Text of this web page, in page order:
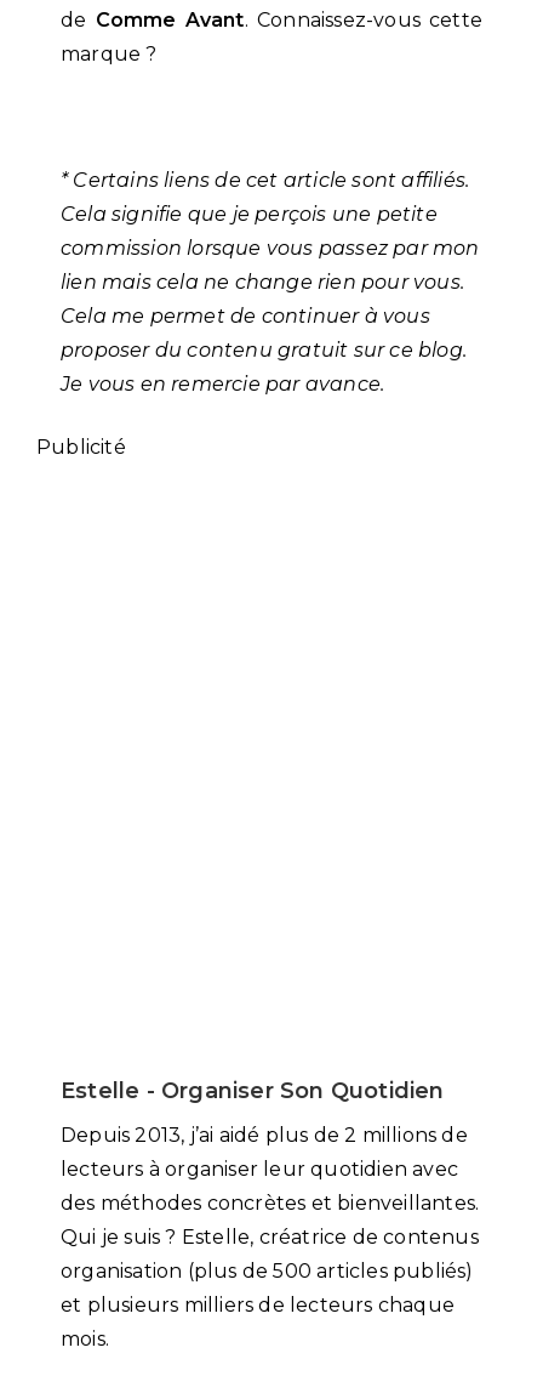
de Comme Avant. Connaissez-vous cette
marque ?
* Certains liens de cet article sont affiliés.
Cela signifie que je perçois une petite
commission lorsque vous passez par mon
lien mais cela ne change rien pour vous.
Cela me permet de continuer à vous
proposer du contenu gratuit sur ce blog.
Je vous en remercie par avance.
Publicité
Estelle - Organiser Son Quotidien
Depuis 2013, j’ai aidé plus de 2 millions de
lecteurs à organiser leur quotidien avec
des méthodes concrètes et bienveillantes.
Qui je suis ? Estelle, créatrice de contenus
organisation (plus de 500 articles publiés)
et plusieurs milliers de lecteurs chaque
mois.